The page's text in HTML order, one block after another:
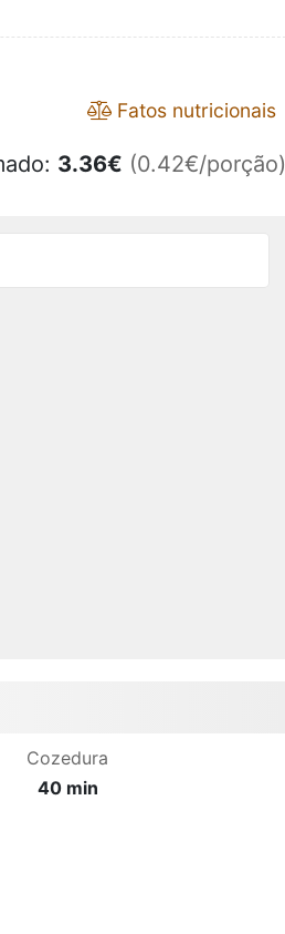
Fatos nutricionais
3.36€ (0.42€/porção)
Cozedura
40 min